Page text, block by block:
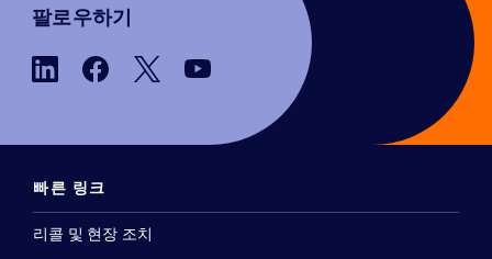
팔로우하기
빠른 링크
리콜 및 현장 조치